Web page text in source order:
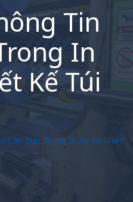
Tin
In
Kế Túi
Cần Biết Trong In Ấn Và Thiết